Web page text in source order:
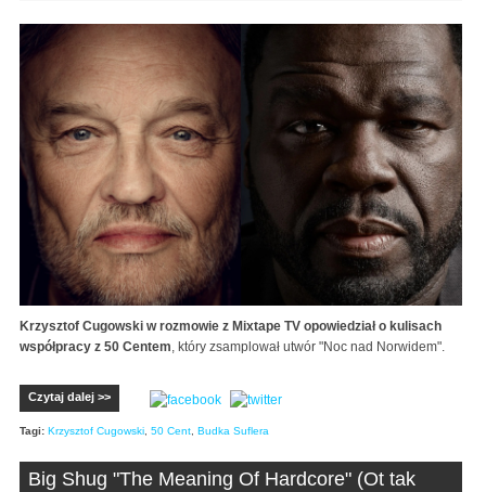
Krzysztof Cugowski w rozmowie z Mixtape TV opowiedział o kulisach
współpracy z 50 Centem, który zsamplował utwór "Noc nad Norwidem".
Czytaj dalej >>
Tagi: Krzysztof Cugowski, 50 Cent, Budka Suflera
Big Shug "The Meaning Of Hardcore" (Ot tak